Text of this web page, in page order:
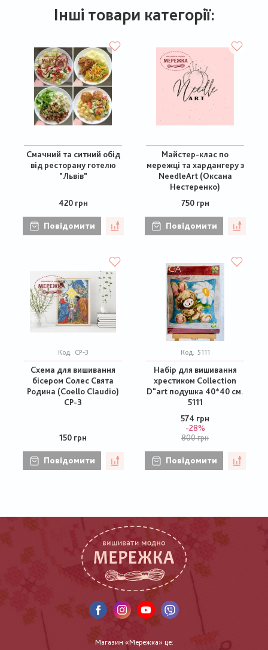
Інші товари категорії:
Смачний та ситний обід
від ресторану готелю
"Львів"
420 грн
Повідомити
Майстер-клас по
мережці та хардангеру з
NeedleArt (Оксана
Нестеренко)
750 грн
Повідомити
Код: СР-3
Схема для вишивання
бісером Солес Свята
Родина (Coello Claudio)
СР-3
150 грн
Повідомити
Код: 5111
Набір для вишивання
хрестиком Collection
D"art подушка 40*40 см.
5111
574 грн
-28%
800 грн
Повідомити
Магазин «Мережка» це: